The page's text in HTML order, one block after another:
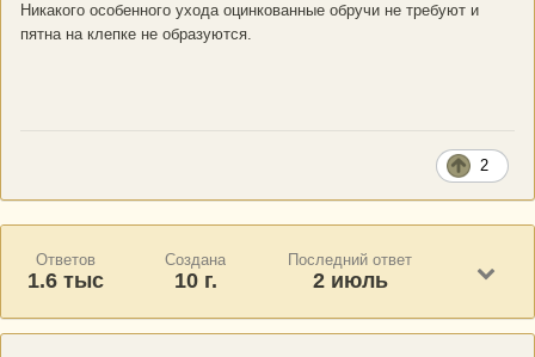
Никакого особенного ухода оцинкованные обручи не требуют и
пятна на клепке не образуются.
2
Ответов
1.6 тыс
Создана
10 г.
Последний ответ
2 июль